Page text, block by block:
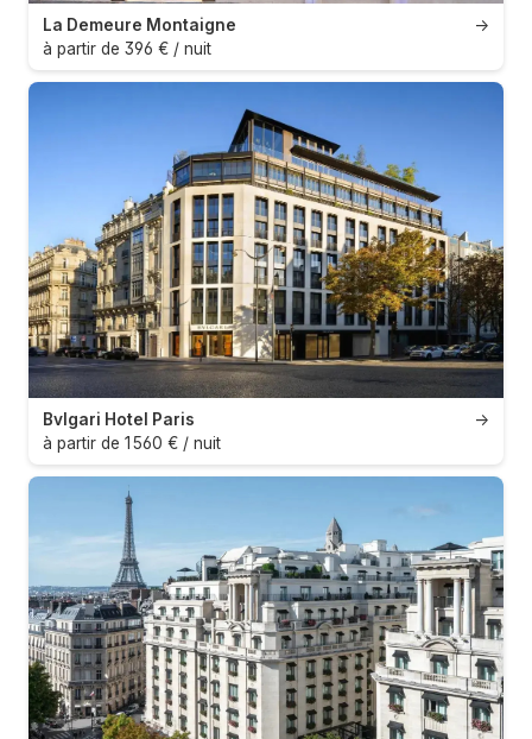
→
La Demeure Montaigne
à partir de 396 € / nuit
→
Bvlgari Hotel Paris
à partir de 1 560 € / nuit